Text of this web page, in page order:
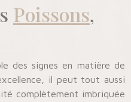
Poissons,
des signes en matière de
il peut tout aussi
complètement imbriquée